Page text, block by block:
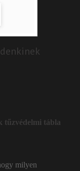
tűzvédelmi tábla
milyen